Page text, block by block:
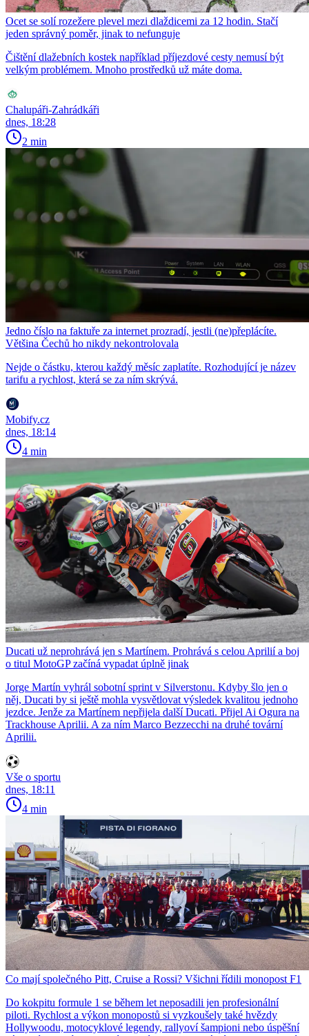
Ocet se solí rozežere plevel mezi dlaždicemi za 12 hodin. Stačí
jeden správný poměr, jinak to nefunguje
Čištění dlažebních kostek například příjezdové cesty nemusí být
velkým problémem. Mnoho prostředků už máte doma.
Chalupáři-Zahrádkáři
dnes, 18:28
2 min
Jedno číslo na faktuře za internet prozradí, jestli (ne)přeplácíte.
Většina Čechů ho nikdy nekontrolovala
Nejde o částku, kterou každý měsíc zaplatíte. Rozhodující je název
tarifu a rychlost, která se za ním skrývá.
Mobify.cz
dnes, 18:14
4 min
Ducati už neprohrává jen s Martínem. Prohrává s celou Aprilií a boj
o titul MotoGP začíná vypadat úplně jinak
Jorge Martín vyhrál sobotní sprint v Silverstonu. Kdyby šlo jen o
něj, Ducati by si ještě mohla vysvětlovat výsledek kvalitou jednoho
jezdce. Jenže za Martínem nepřijela další Ducati. Přijel Ai Ogura na
Trackhouse Aprilii. A za ním Marco Bezzecchi na druhé tovární
Aprilii.
Vše o sportu
dnes, 18:11
4 min
Co mají společného Pitt, Cruise a Rossi? Všichni řídili monopost F1
Do kokpitu formule 1 se během let neposadili jen profesionální
piloti. Rychlost a výkon monopostů si vyzkoušely také hvězdy
Hollywoodu, motocyklové legendy, rallyoví šampioni nebo úspěšní